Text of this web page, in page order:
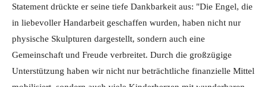
Statement drückte er seine tiefe Dankbarkeit aus: "Die Engel, die
in liebevoller Handarbeit geschaffen wurden, haben nicht nur
physische Skulpturen dargestellt, sondern auch eine
Gemeinschaft und Freude verbreitet. Durch die großzügige
Unterstützung haben wir nicht nur beträchtliche finanzielle Mittel